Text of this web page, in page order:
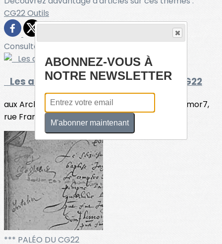
CG22Outils
Consultez également
Les actualités de l'atelier paléo du CG22
aux Archives Départementales des Côtes-d'Armor7,
rue François-Merlet - 22000 -...
*** PALÉO DU CG22
ABONNEZ-VOUS À
NOTRE NEWSLETTER
M'abonner maintenant